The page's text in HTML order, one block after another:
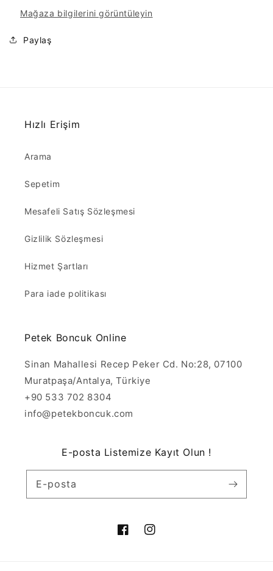
Mağaza bilgilerini görüntüleyin
Paylaş
Hızlı Erişim
Arama
Sepetim
Mesafeli Satış Sözleşmesi
Gizlilik Sözleşmesi
Hizmet Şartları
Para iade politikası
Petek Boncuk Online
Sinan Mahallesi Recep Peker Cd. No:28, 07100
Muratpaşa/Antalya, Türkiye
+90 533 702 8304
info@petekboncuk.com
E-posta Listemize Kayıt Olun !
E-posta
FacebookInstagram